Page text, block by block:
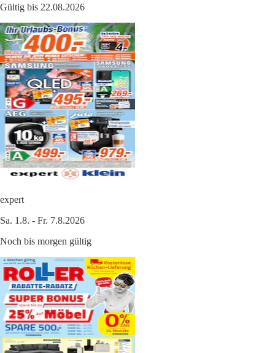
Gültig bis 22.08.2026
expert
Sa. 1.8. - Fr. 7.8.2026
Noch bis morgen gültig